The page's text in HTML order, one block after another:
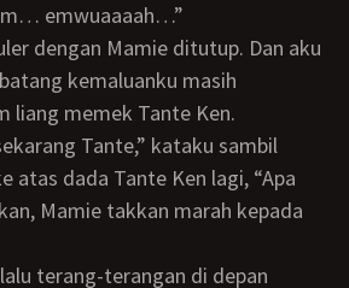
emwuaaaah…”
kemaluanku masih
liang memek Tante Ken.
atas dada Tante Ken lagi, “Apa
Mamie takkan marah kepada